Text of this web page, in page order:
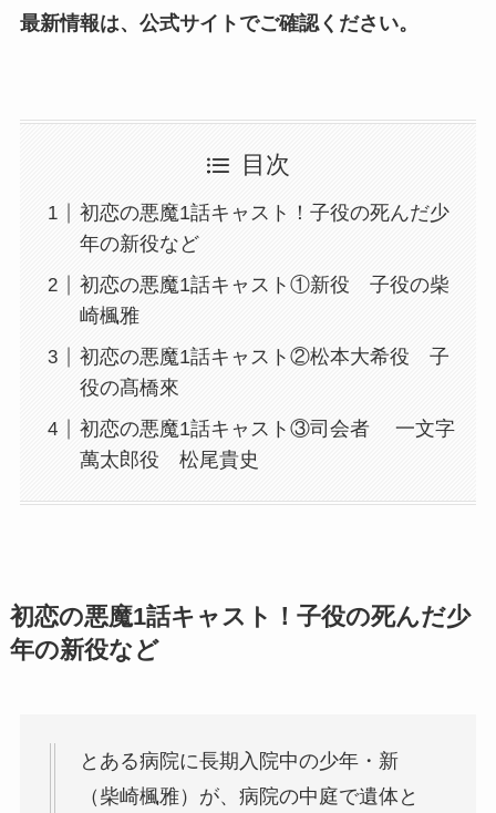
最新情報は、公式サイトでご確認ください。
目次
初恋の悪魔1話キャスト！子役の死んだ少
年の新役など
初恋の悪魔1話キャスト①新役 子役の柴
崎楓雅
初恋の悪魔1話キャスト②松本大希役 子
役の髙橋來
初恋の悪魔1話キャスト③司会者 一文字
萬太郎役 松尾貴史
初恋の悪魔1話キャスト！子役の死んだ少
年の新役など
とある病院に長期入院中の少年・新
（柴崎楓雅）が、病院の中庭で遺体と